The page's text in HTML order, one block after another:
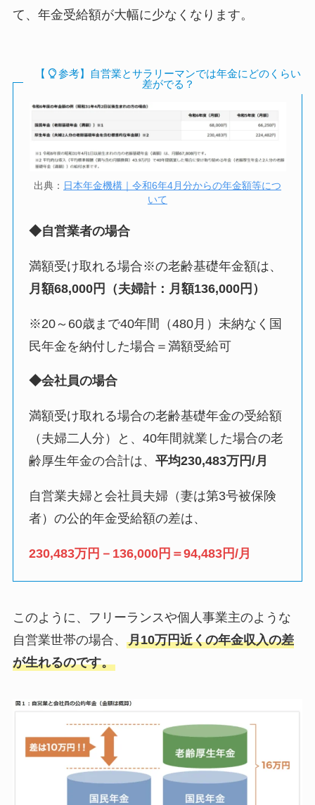
て、年金受給額が大幅に少なくなります。
【
参考】自営業とサラリーマンでは年金にどのくらい
差がでる？
出典： 日本年金機構｜令和6年4月分からの年金額等につ
いて
◆自営業者の場合
満額受け取れる場合※の老齢基礎年金額は、
月額68,000円（夫婦計：月額136,000円）
※20～60歳まで40年間（480月）未納なく国
民年金を納付した場合＝満額受給可
◆会社員の場合
満額受け取れる場合の老齢基礎年金の受給額
（夫婦二人分）と、40年間就業した場合の老
齢厚生年金の合計は、平均230,483万円/月
自営業夫婦と会社員夫婦（妻は第3号被保険
者）の公的年金受給額の差は、
230,483万円－136,000円＝94,483円/月
このように、フリーランスや個人事業主のような
自営業世帯の場合、 月10万円近くの年金収入の差
が生れるのです。